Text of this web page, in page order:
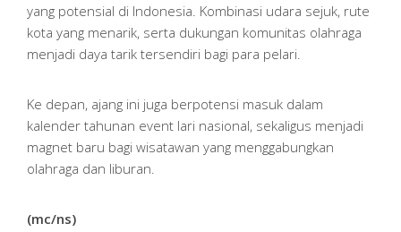
yang potensial di Indonesia. Kombinasi udara sejuk, rute
kota yang menarik, serta dukungan komunitas olahraga
menjadi daya tarik tersendiri bagi para pelari.
Ke depan, ajang ini juga berpotensi masuk dalam
kalender tahunan event lari nasional, sekaligus menjadi
magnet baru bagi wisatawan yang menggabungkan
olahraga dan liburan.
(mc/ns)